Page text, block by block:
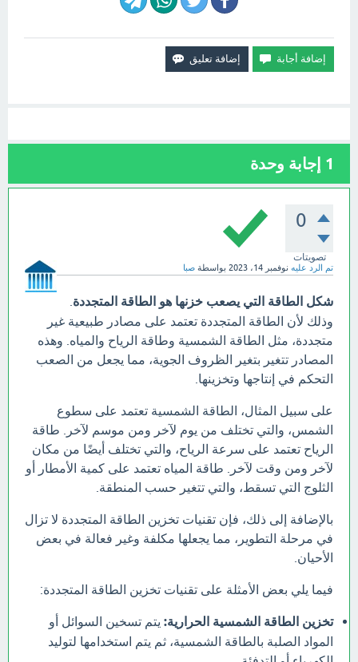
1 إجابة وحدة
0
تصويتات
تم الرد عليه نوفمبر 14، 2023 بواسطة صبا
شكل الطاقة التي يصعب خزنها هو الطاقة المتجددة
وذلك لأن الطاقة المتجددة تعتمد على مصادر طبيعية غير
متجددة، مثل الطاقة الشمسية وطاقة الرياح والمياه. وهذه
المصادر تتغير بتغير الظروف الجوية، مما يجعل من الصعب
التحكم في إنتاجها وتخزينها.
على سبيل المثال، الطاقة الشمسية تعتمد على سطوع
الشمس، والتي تختلف من يوم لآخر ومن موسم لآخر. طاقة
الرياح تعتمد على سرعة الرياح، والتي تختلف أيضًا من مكان
لآخر ومن وقت لآخر. طاقة المياه تعتمد على كمية الأمطار أو
الثلوج التي تسقط، والتي تتغير حسب المنطقة.
بالإضافة إلى ذلك، فإن تقنيات تخزين الطاقة المتجددة لا تزال
في مرحلة التطوير، مما يجعلها مكلفة وغير فعالة في بعض
الأحيان.
فيما يلي بعض الأمثلة على تقنيات تخزين الطاقة المتجددة:
تخزين الطاقة الشمسية الحرارية: يتم تسخين السوائل أو
المواد الصلبة بالطاقة الشمسية، ثم يتم استخدامها لتوليد